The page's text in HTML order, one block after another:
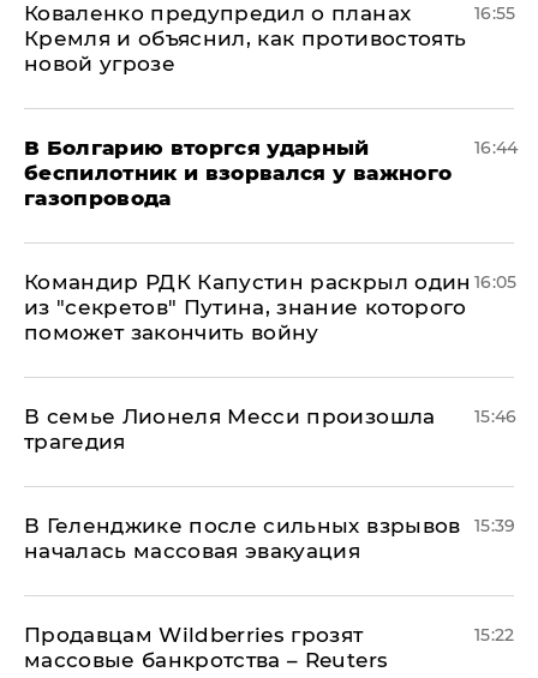
Коваленко предупредил о планах
Кремля и объяснил, как противостоять
новой угрозе
16:55
В Болгарию вторгся ударный
беспилотник и взорвался у важного
газопровода
16:44
Командир РДК Капустин раскрыл один
из "секретов" Путина, знание которого
поможет закончить войну
16:05
В семье Лионеля Месси произошла
трагедия
15:46
В Геленджике после сильных взрывов
началась массовая эвакуация
15:39
Продавцам Wildberries грозят
массовые банкротства – Reuters
15:22